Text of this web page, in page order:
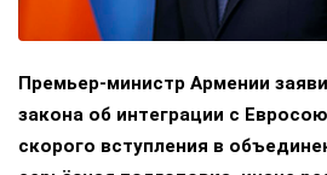
Премьер-министр Армении
закона об интеграции с
скорого вступления в